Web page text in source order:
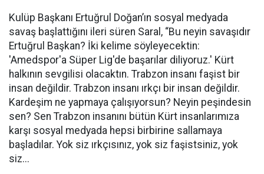
Kulüp Başkanı Ertuğrul Doğan’ın sosyal medyada
savaş başlattığını ileri süren Saral, “Bu neyin savaşıdır
Ertuğrul Başkan? İki kelime söyleyecektin:
'Amedspor'a Süper Lig'de başarılar diliyoruz.' Kürt
halkının sevgilisi olacaktın. Trabzon insanı faşist bir
insan değildir. Trabzon insanı ırkçı bir insan değildir.
Kardeşim ne yapmaya çalışıyorsun? Neyin peşindesin
sen? Sen Trabzon insanını bütün Kürt insanlarımıza
karşı sosyal medyada hepsi birbirine sallamaya
başladılar. Yok siz ırkçısınız, yok siz faşistsiniz, yok
siz...